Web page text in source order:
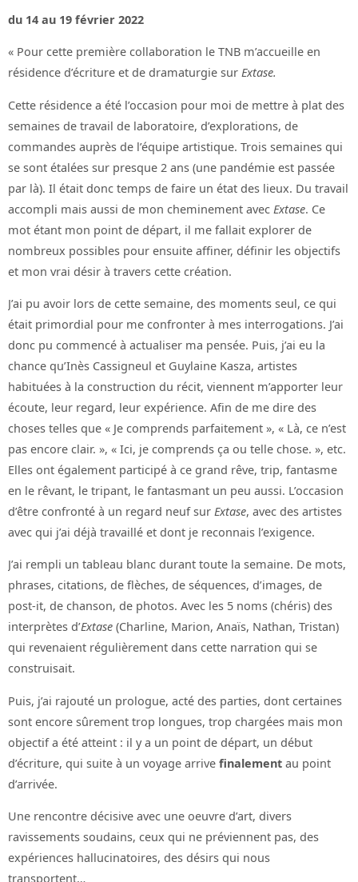
du 14 au 19 février 2022
« Pour cette première collaboration le TNB m’accueille en
résidence d’écriture et de dramaturgie sur Extase.
Cette résidence a été l’occasion pour moi de mettre à plat des
semaines de travail de laboratoire, d’explorations, de
commandes auprès de l’équipe artistique. Trois semaines qui
se sont étalées sur presque 2 ans (une pandémie est passée
par là). Il était donc temps de faire un état des lieux. Du travail
accompli mais aussi de mon cheminement avec Extase. Ce
mot étant mon point de départ, il me fallait explorer de
nombreux possibles pour ensuite affiner, définir les objectifs
et mon vrai désir à travers cette création.
J’ai pu avoir lors de cette semaine, des moments seul, ce qui
était primordial pour me confronter à mes interrogations. J’ai
donc pu commencé à actualiser ma pensée. Puis, j’ai eu la
chance qu’Inès Cassigneul et Guylaine Kasza, artistes
habituées à la construction du récit, viennent m’apporter leur
écoute, leur regard, leur expérience. Afin de me dire des
choses telles que « Je comprends parfaitement », « Là, ce n’est
pas encore clair. », « Ici, je comprends ça ou telle chose. », etc.
Elles ont également participé à ce grand rêve, trip, fantasme
en le rêvant, le tripant, le fantasmant un peu aussi. L’occasion
d’être confronté à un regard neuf sur Extase, avec des artistes
avec qui j’ai déjà travaillé et dont je reconnais l’exigence.
J’ai rempli un tableau blanc durant toute la semaine. De mots,
phrases, citations, de flèches, de séquences, d’images, de
post-it, de chanson, de photos. Avec les 5 noms (chéris) des
interprètes d’Extase (Charline, Marion, Anaïs, Nathan, Tristan)
qui revenaient régulièrement dans cette narration qui se
construisait.
Puis, j’ai rajouté un prologue, acté des parties, dont certaines
sont encore sûrement trop longues, trop chargées mais mon
objectif a été atteint : il y a un point de départ, un début
d’écriture, qui suite à un voyage arrive finalement au point
d’arrivée.
Une rencontre décisive avec une oeuvre d’art, divers
ravissements soudains, ceux qui ne préviennent pas, des
expériences hallucinatoires, des désirs qui nous
transportent…